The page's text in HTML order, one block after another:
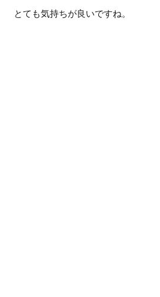
とても気持ちが良いですね。